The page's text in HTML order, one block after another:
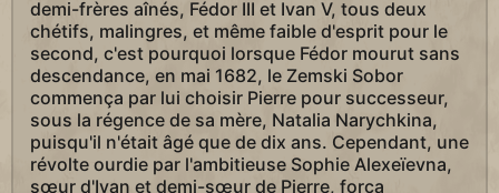
demi-frères aînés, Fédor III et Ivan V, tous deux
chétifs, malingres, et même faible d'esprit pour le
second, c'est pourquoi lorsque Fédor mourut sans
descendance, en mai 1682, le Zemski Sobor
commença par lui choisir Pierre pour successeur,
sous la régence de sa mère, Natalia Narychkina,
puisqu'il n'était âgé que de dix ans. Cependant, une
révolte ourdie par l'ambitieuse Sophie Alexeïevna,
sœur d'Ivan et demi-sœur de Pierre, força